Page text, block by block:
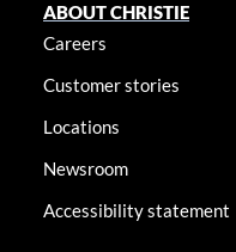
ABOUT CHRISTIE
Careers
Customer stories
Locations
Newsroom
Accessibility statement